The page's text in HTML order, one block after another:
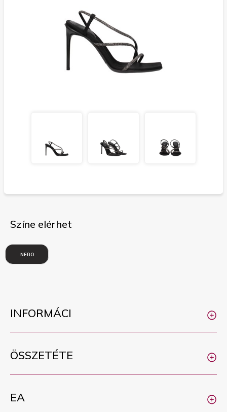
Színe elérhet
NERO
INFORMÁCI
ÖSSZETÉTE
EA